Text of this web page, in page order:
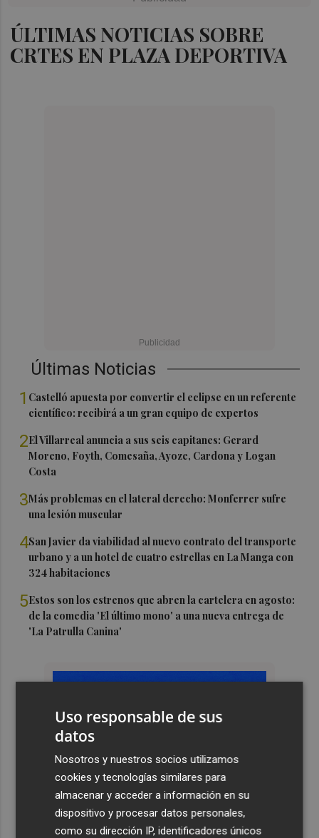
ÚLTIMAS NOTICIAS SOBRE
CRTES EN PLAZA DEPORTIVA
Últimas Noticias
1 Castelló apuesta por convertir el eclipse en un referente
científico: recibirá a un gran equipo de expertos
2El Villarreal anuncia a sus seis capitanes: Gerard
Moreno, Foyth, Comesaña, Ayoze, Cardona y Logan
Costa
3Más problemas en el lateral derecho: Monferrer sufre
una lesión muscular
4San Javier da viabilidad al nuevo contrato del transporte
urbano y a un hotel de cuatro estrellas en La Manga con
324 habitaciones
5Estos son los estrenos que abren la cartelera en agosto:
de la comedia 'El último mono' a una nueva entrega de
'La Patrulla Canina'
Uso responsable de sus
datos
Nosotros y nuestros socios utilizamos
cookies y tecnologías similares para
almacenar y acceder a información en su
dispositivo y procesar datos personales,
como su dirección IP, identificadores únicos